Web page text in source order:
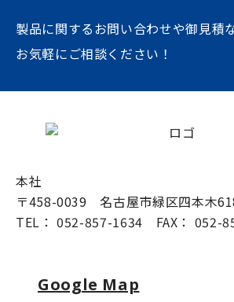
製品に関するお問い合わせや御見積
お気軽にご相談ください！
本社
〒458-0039 名古屋市緑区四本木
TEL： 052-857-1634 FAX： 052-
Google Map